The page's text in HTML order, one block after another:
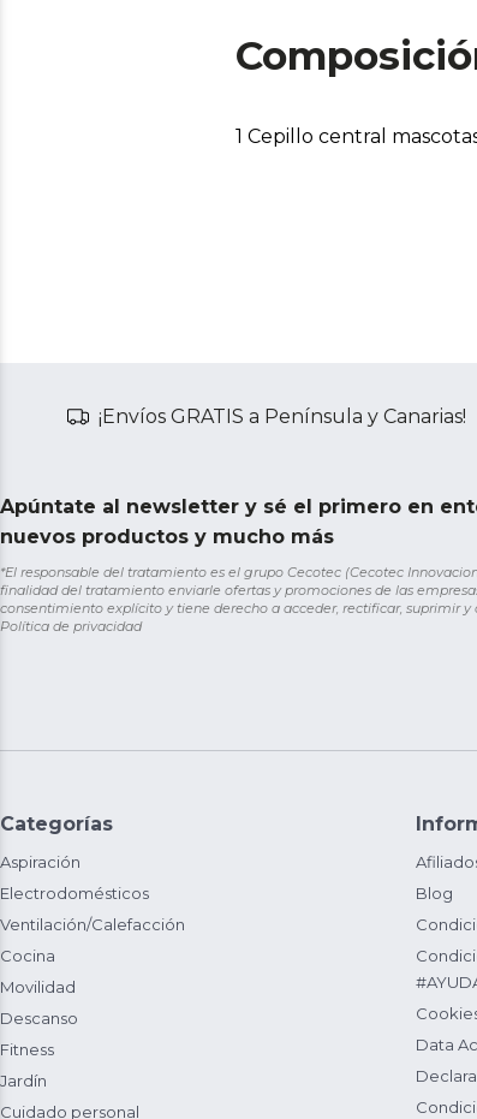
1 Cepillo central
¡Envíos GRATIS a Península y Canarias!
Apúntate al newsletter y sé el primero en
nuevos productos y mucho más
*El responsable del tratamiento es el grupo Cecotec (Cecotec
finalidad del tratamiento enviarle ofertas y promociones de las
consentimiento explícito y tiene derecho a acceder, rectificar, suprimir y
Política de privacidad
Categorías
Aspiración
Electrodomésticos
Ventilación/Calefacción
Cocina
Movilidad
Descanso
Fitness
Jardín
Cuidado personal
Blog
Data